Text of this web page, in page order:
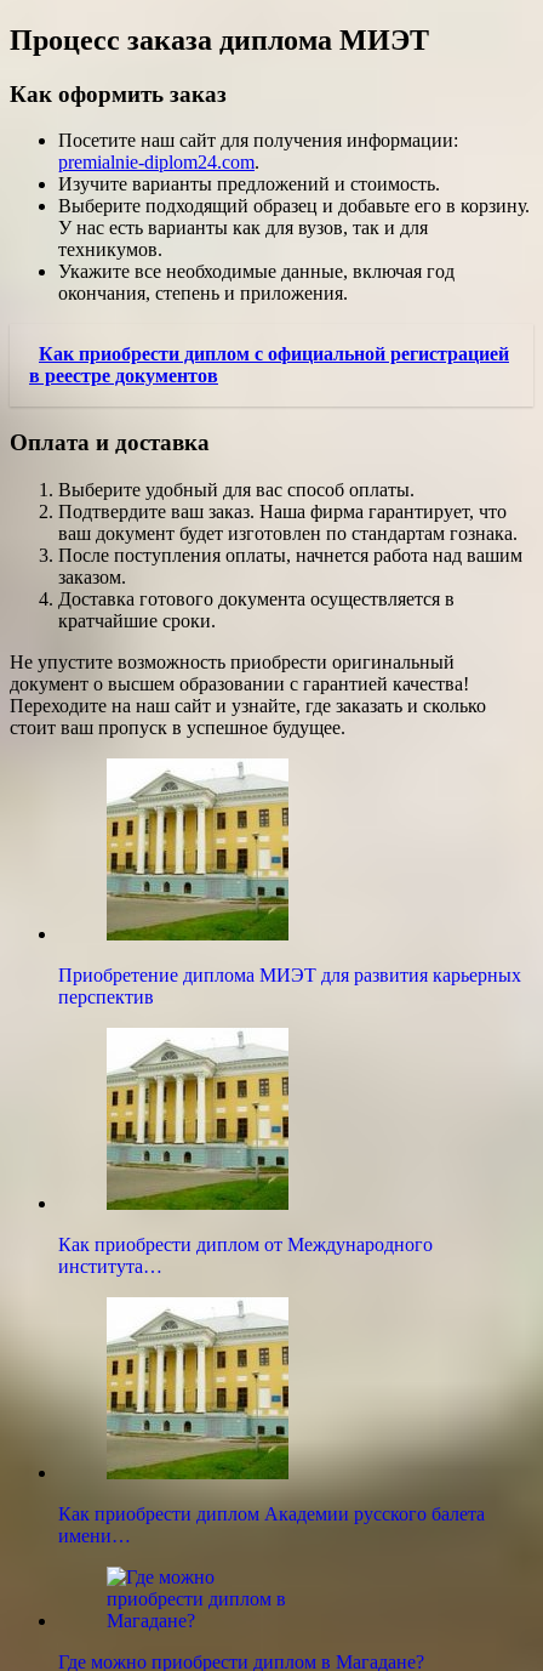
Процесс заказа диплома МИЭТ
Как оформить заказ
Посетите наш сайт для получения информации:
premialnie-diplom24.com.
Изучите варианты предложений и стоимость.
Выберите подходящий образец и добавьте его в корзину.
У нас есть варианты как для вузов, так и для
техникумов.
Укажите все необходимые данные, включая год
окончания, степень и приложения.
Как приобрести диплом с официальной регистрацией
в реестре документов
Оплата и доставка
Выберите удобный для вас способ оплаты.
Подтвердите ваш заказ. Наша фирма гарантирует, что
ваш документ будет изготовлен по стандартам гознака.
После поступления оплаты, начнется работа над вашим
заказом.
Доставка готового документа осуществляется в
кратчайшие сроки.
Не упустите возможность приобрести оригинальный
документ о высшем образовании с гарантией качества!
Переходите на наш сайт и узнайте, где заказать и сколько
стоит ваш пропуск в успешное будущее.
Приобретение диплома МИЭТ для развития карьерных
перспектив
Как приобрести диплом от Международного
института…
Как приобрести диплом Академии русского балета
имени…
Где можно приобрести диплом в Магадане?